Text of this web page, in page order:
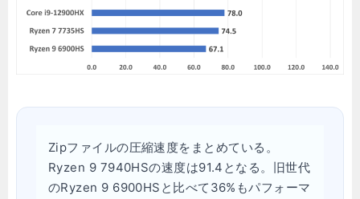
Zipファイルの圧縮速度をまとめている。
Ryzen 9 7940HSの速度は91.4となる。旧世代
のRyzen 9 6900HSと比べて36%もパフォーマ